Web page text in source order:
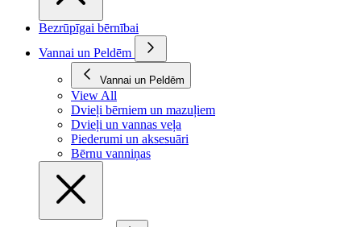
Bezrūpīgai bērnībai
Vannai un Peldēm
Vannai un Peldēm
View All
Dvieļi bērniem un mazuļiem
Dvieļi un vannas veļa
Piederumi un aksesuāri
Bērnu vanniņas